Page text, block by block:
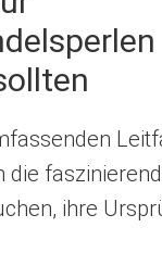
die
ihre